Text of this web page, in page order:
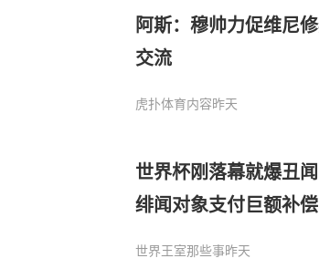
阿斯：穆帅力促维尼
交流
虎扑体育内容昨天
世界杯刚落幕就爆丑
绯闻对象支付巨额补偿
世界王室那些事昨天